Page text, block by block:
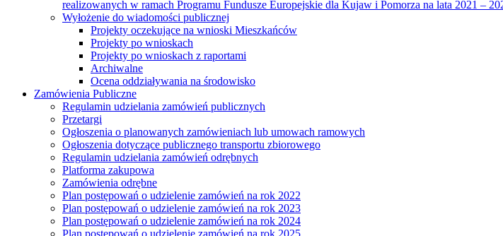
realizowanych w ramach Programu Fundusze Europejskie dla Kujaw i Pomorza na lata 2021 –
Wyłożenie do wiadomości publicznej
Projekty oczekujące na wnioski Mieszkańców
Projekty po wnioskach
Projekty po wnioskach z raportami
Archiwalne
Ocena oddziaływania na środowisko
Zamówienia Publiczne
Regulamin udzielania zamówień publicznych
Przetargi
Ogłoszenia o planowanych zamówieniach lub umowach ramowych
Ogłoszenia dotyczące publicznego transportu zbiorowego
Regulamin udzielania zamówień odrębnych
Platforma zakupowa
Zamówienia odrębne
Plan postępowań o udzielenie zamówień na rok 2022
Plan postępowań o udzielenie zamówień na rok 2023
Plan postępowań o udzielenie zamówień na rok 2024
Plan postępowań o udzielenie zamówień na rok 2025